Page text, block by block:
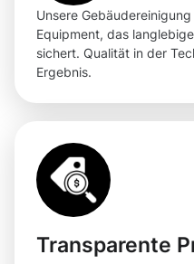
Unsere
Equipment, das
sichert. Qualität in der
Ergebnis.
Transparente